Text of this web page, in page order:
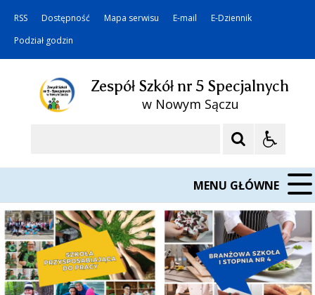
RSS Dostępność Mapa serwisu E-mail
E-Dziennik
Podział godzin
Zespół Szkół nr 5 Specjalnych
w Nowym Sączu
MENU GŁÓWNE